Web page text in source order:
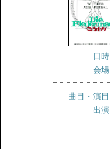
日時
会場
曲目・演目
出演